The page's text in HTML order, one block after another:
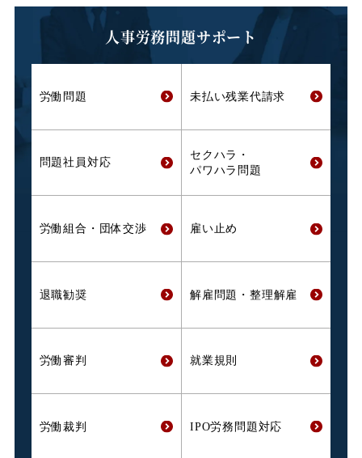
人事労務問題サポート
労働問題 未払い残業代請求
問題社員対応
セクハラ・
パワハラ問題
労働組合・ 団体交渉 雇い止め
退職勧奨 解雇問題・ 整理解雇
労働審判 就業規則
労働裁判 IPO労務問題対応